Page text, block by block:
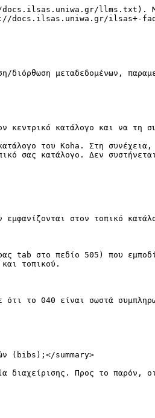
llms.txt).
docs.ilsas.uniwa.gr/ilsas+-
διόρθωση μεταδεδομένων,
κεντρικό κατάλογο και να τη
του Koha. Στη
σας κατάλογο. Δεν
στον τοπικό
tab στο πεδίο 505) που
τοπικού.
ότι το 040 είναι σωστά
(bibs);</summary>
διαχείρισης. Προς το παρόν,